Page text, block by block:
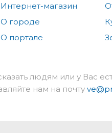
Интернет-магазин
О городе
О портале
людям или у Вас
нам на почту